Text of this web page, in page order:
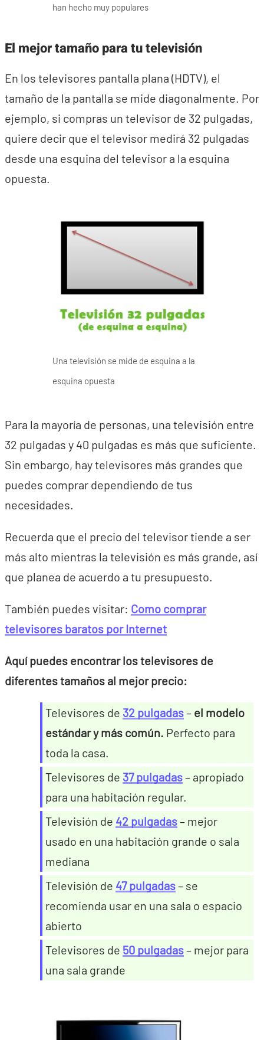
han hecho muy populares
El mejor tamaño para tu televisión
En los televisores pantalla plana (HDTV), el
tamaño de la pantalla se mide diagonalmente. Por
ejemplo, si compras un televisor de 32 pulgadas,
quiere decir que el televisor medirá 32 pulgadas
desde una esquina del televisor a la esquina
opuesta.
Una televisión se mide de esquina a la
esquina opuesta
Para la mayoría de personas, una televisión entre
32 pulgadas y 40 pulgadas es más que suficiente.
Sin embargo, hay televisores más grandes que
puedes comprar dependiendo de tus
necesidades.
Recuerda que el precio del televisor tiende a ser
más alto mientras la televisión es más grande, así
que planea de acuerdo a tu presupuesto.
También puedes visitar: Como comprar
televisores baratos por Internet
Aquí puedes encontrar los televisores de
diferentes tamaños al mejor precio:
Televisores de 32 pulgadas– el modelo
estándar y más común. Perfecto para
toda la casa.
Televisores de 37 pulgadas– apropiado
para una habitación regular.
Televisión de 42 pulgadas– mejor
usado en una habitación grande o sala
mediana
Televisión de 47 pulgadas– se
recomienda usar en una sala o espacio
abierto
Televisores de 50 pulgadas– mejor para
una sala grande